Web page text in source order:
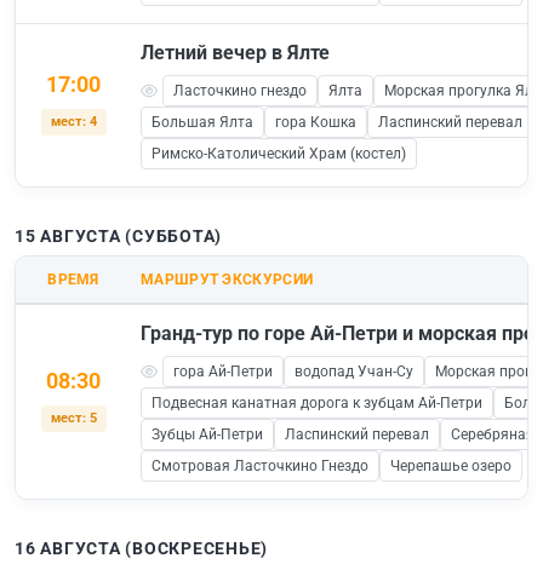
17:00
мест: 4
Летний вечер в Ялте
Ласточкино гнездо Ялта
Морская прогулка
Большая Ялта
гора Кошка
Ласпинский перевал
Римско-Католический Храм (костел)
15 АВГУСТА (СУББОТА)
ВРЕМЯ МАРШРУТ ЭКСКУРСИИ
08:30
мест: 5
Гранд-тур по горе Ай-Петри и морская
гора Ай-Петри водопад Учан-Су
Морская
Подвесная канатная дорога к зубцам Ай-Петри
Зубцы Ай-Петри
Ласпинский перевал
Серебряная
Смотровая Ласточкино Гнездо
Черепашье озеро
16 АВГУСТА (ВОСКРЕСЕНЬЕ)